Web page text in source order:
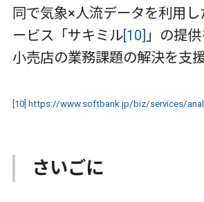
同で気象×人流データを利用し
ービス「サキミル[10] 」の提供
小売店の業務課題の解決を支援
[10] https://www.softbank.jp/biz/services/
さいごに